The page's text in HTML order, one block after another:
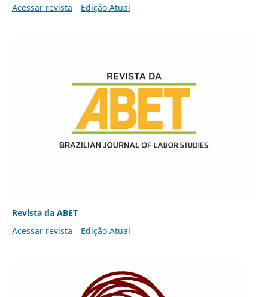
Acessar revista Edição Atual
Revista da ABET
Acessar revista
Edição Atual